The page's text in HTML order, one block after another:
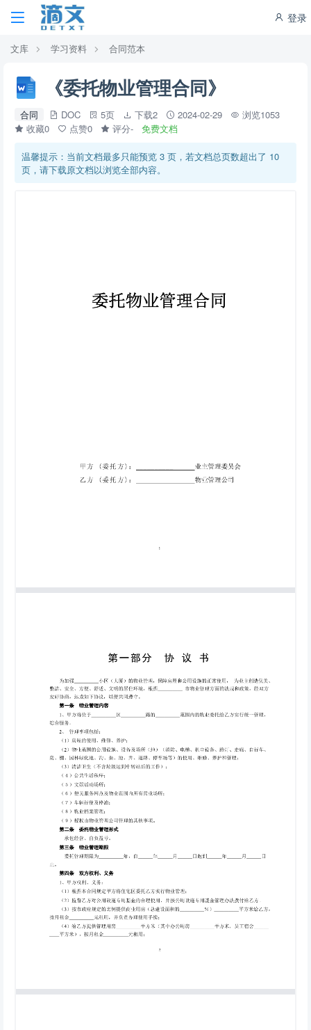
登录
文库 学习资料 合同范本
《委托物业管理合同》
合同 DOC 5页 下载2 2024-02-29
浏览1053
收藏0
点赞0 评分- 免费文档
温馨提示：当前文档最多只能预览 3 页，若文档总页数超出了 10
页，请下载原文档以浏览全部内容。